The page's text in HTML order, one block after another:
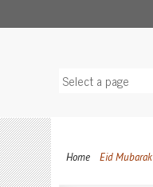
Home Eid Mubarak